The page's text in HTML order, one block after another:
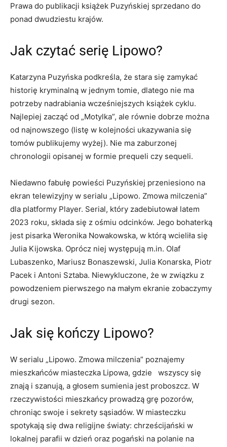
Prawa do publikacji książek Puzyńskiej sprzedano do
ponad dwudziestu krajów.
Jak czytać serię Lipowo?
Katarzyna Puzyńska podkreśla, że stara się zamykać
historię kryminalną w jednym tomie, dlatego nie ma
potrzeby nadrabiania wcześniejszych książek cyklu.
Najlepiej zacząć od „Motylka”, ale równie dobrze można
od najnowszego (listę w kolejności ukazywania się
tomów publikujemy wyżej). Nie ma zaburzonej
chronologii opisanej w formie prequeli czy sequeli.
Niedawno fabułę powieści Puzyńskiej przeniesiono na
ekran telewizyjny w serialu „Lipowo. Zmowa milczenia”
dla platformy Player. Serial, który zadebiutował latem
2023 roku, składa się z ośmiu odcinków. Jego bohaterką
jest pisarka Weronika Nowakowska, w którą wcieliła się
Julia Kijowska. Oprócz niej występują m.in. Olaf
Lubaszenko, Mariusz Bonaszewski, Julia Konarska, Piotr
Pacek i Antoni Sztaba. Niewykluczone, że w związku z
powodzeniem pierwszego na małym ekranie zobaczymy
drugi sezon.
Jak się kończy Lipowo?
W serialu „Lipowo. Zmowa milczenia” poznajemy
mieszkańców miasteczka Lipowa, gdzie wszyscy się
znają i szanują, a głosem sumienia jest proboszcz. W
rzeczywistości mieszkańcy prowadzą grę pozorów,
chroniąc swoje i sekrety sąsiadów. W miasteczku
spotykają się dwa religijne światy: chrześcijański w
lokalnej parafii w dzień oraz pogański na polanie na